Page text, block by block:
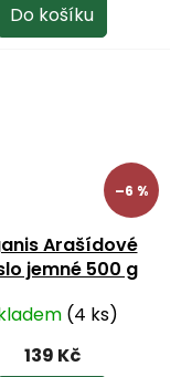
Do košíku
–6 %
Arašídové
jemné 500 g
(4 ks)
139 Kč